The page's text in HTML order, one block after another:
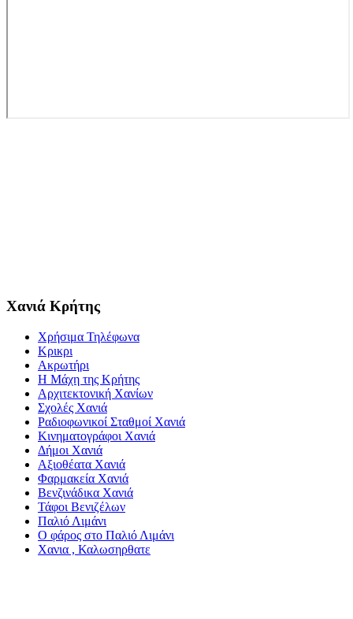
Χανιά Κρήτης
Χρήσιμα Τηλέφωνα
Κρικρι
Ακρωτήρι
Η Μάχη της Κρήτης
Αρχιτεκτονική Χανίων
Σχολές Χανιά
Ραδιοφωνικοί Σταθμοί Χανιά
Κινηματογράφοι Χανιά
Δήμοι Χανιά
Αξιοθέατα Χανιά
Φαρμακεία Χανιά
Βενζινάδικα Χανιά
Τάφοι Βενιζέλων
Παλιό Λιμάνι
Ο φάρος στο Παλιό Λιμάνι
Χανια , Καλωσηρθατε